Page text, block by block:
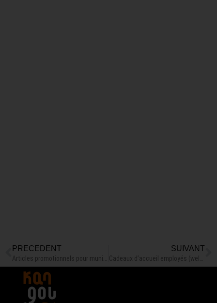
PRÉCÉDENT SUIVANT